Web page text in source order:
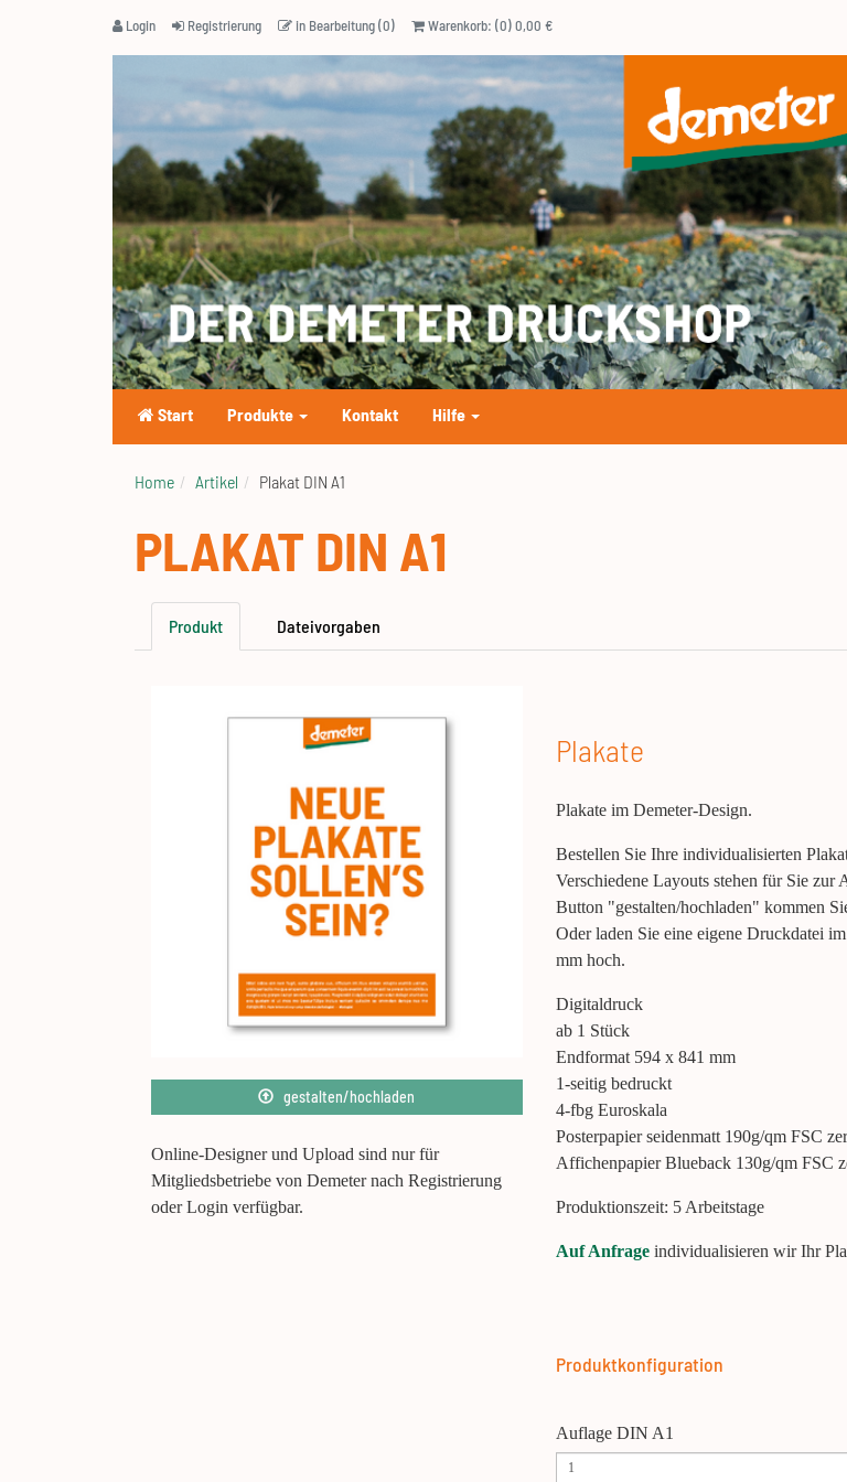
Login Registrierung in Bearbeitung (0) Warenkorb: (0) 0,00 €
Start Produkte Kontakt Hilfe
Home Artikel Plakat DIN A1
PLAKAT DIN A1
Produkt Dateivorgaben
gestalten/hochladen
Online-Designer und Upload sind nur für
Mitgliedsbetriebe von Demeter nach Registrierung
oder Login verfügbar.
Plakate
Plakate im Demeter-Design.
Bestellen Sie Ihre individualisierten
Verschiedene Layouts stehen für Sie zur
Button "gestalten/hochladen" kommen
Oder laden Sie eine eigene Druckdatei
mm hoch.
Digitaldruck
ab 1 Stück
Endformat 594 x 841 mm
1-seitig bedruckt
4-fbg Euroskala
Posterpapier seidenmatt 190g/qm FSC
Affichenpapier Blueback 130g/qm FSC
Produktionszeit: 5 Arbeitstage
Auf Anfrageindividualisieren wir Ihr
Produktkonfiguration
Auflage DIN A1